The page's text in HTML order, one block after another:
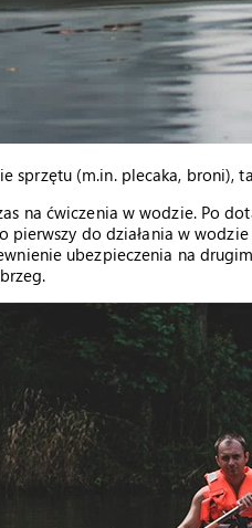
sprzętu (m.in. plecaka, broni),
na ćwiczenia w wodzie. Po
do działania w
ubezpieczenia na